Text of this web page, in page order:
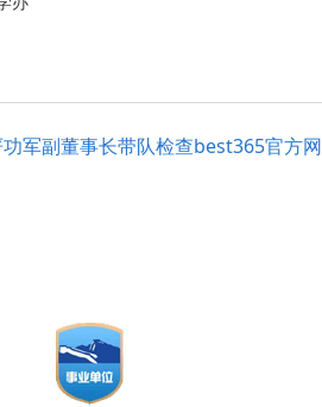
军副董事长带队检查best365官方